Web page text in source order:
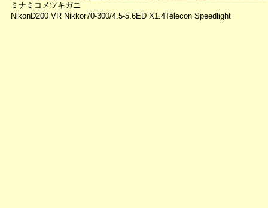
ミナミコメツキガニ
NikonD200 VR Nikkor70-300/4.5-5.6ED X1.4Telecon Speedlight